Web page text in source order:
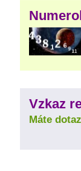
Vzkaz
Máte